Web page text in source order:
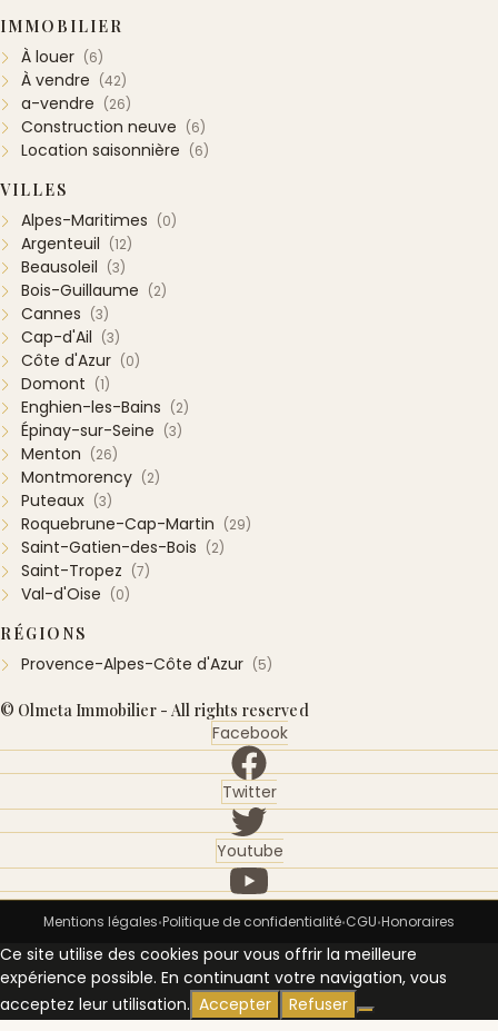
IMMOBILIER
À louer (6)
À vendre (42)
a-vendre (26)
Construction neuve (6)
Location saisonnière (6)
VILLES
Alpes-Maritimes (0)
Argenteuil (12)
Beausoleil (3)
Bois-Guillaume (2)
Cannes (3)
Cap-d'Ail (3)
Côte d'Azur (0)
Domont (1)
Enghien-les-Bains (2)
Épinay-sur-Seine (3)
Menton (26)
Montmorency (2)
Puteaux (3)
Roquebrune-Cap-Martin (29)
Saint-Gatien-des-Bois (2)
Saint-Tropez (7)
Val-d'Oise (0)
RÉGIONS
Provence-Alpes-Côte d'Azur (5)
© Olmeta Immobilier - All rights reserved
Facebook
Twitter
Youtube
Mentions légales•Politique de confidentialité•CGU•Honoraires
Ce site utilise des cookies pour vous offrir la meilleure
expérience possible. En continuant votre navigation, vous
acceptez leur utilisation. Accepter Refuser